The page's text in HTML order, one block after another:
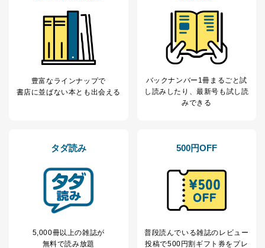
ス、キャンペーン等の広告に関す
採用応募者の方の
採用選考、ご連絡のため
当社の従業者の個
人事、総務などの雇用管理等のた
パートナー（提携
企業）からの委託
購入商品配送のため
提携企業及びお客様がご購入され
た商品の発売元企業からのｅメー
SNS公式アカウン
トに登録された方
の個人情報
当社のサービス利用状況の把握お
お問い合わせ対応、トラブル対
処、オペレーター教育など応対品
その他当社のプライバシーポリシ
※上記の利用目的のうちNo.1～5については保有個人デ
豊富なラインナップで
書店に並ばない本とも出会える
バックナンバー1冊まるごと試
し読み したり、最新号も試し読
みできる
タダ読み
5,000冊以上の雑誌が
無料で読み放題
500円OFF
普段読んでいる雑誌のレビュー
投稿で500円割ギフト券をプレ